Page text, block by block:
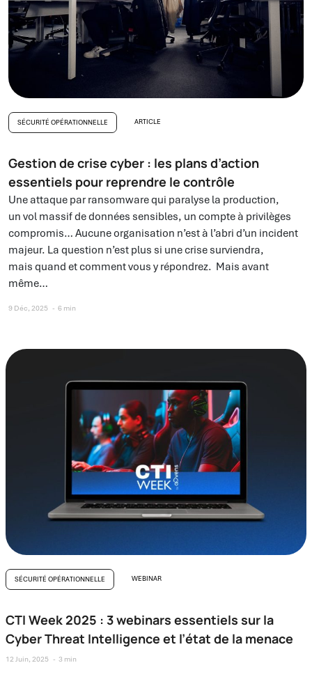
SÉCURITÉ OPÉRATIONNELLE ARTICLE
Gestion de crise cyber : les plans d’action
essentiels pour reprendre le contrôle
Une attaque par ransomware qui paralyse la production,
un vol massif de données sensibles, un compte à privilèges
compromis… Aucune organisation n’est à l’abri d’un incident
majeur. La question n’est plus si une crise surviendra,
mais quand et comment vous y répondrez. Mais avant
même…
9 Déc, 2025 6 min
SÉCURITÉ OPÉRATIONNELLE WEBINAR
CTI Week 2025 : 3 webinars essentiels sur la
Cyber Threat Intelligence et l’état de la menace
12 Juin, 2025 3 min